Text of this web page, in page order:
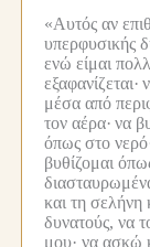
«Αυτός αν
υπερφυσικής
ενώ είμαι
εξαφανίζεται·
μέσα από
τον αέρα· να
όπως στο
βυθίζομαι
και τη σελήνη
δυνατούς, να
μου· να ασκώ